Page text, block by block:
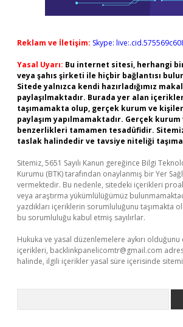
Reklam ve İletişim: Skype:
Yasal Uyarı: Bu internet sitesi, herhangi
veya şahıs şirketi ile hiçbir bağlantısı
Sitede yalnızca kendi hazırladığımız
paylaşılmaktadır. Burada yer alan
taşımamakta olup, gerçek kurum ve
paylaşım yapılmamaktadır. Gerçek
benzerlikleri tamamen tesadüfidir.
taslak halindedir ve tavsiye niteliği
Sitemiz, 5651 Sayılı Kanun gereğince Bilgi
Kurumu (BTK) tarafından onaylanmış bir Yer
vermektedir. Bu nedenle, sitedeki içerikleri
veya araştırma yükümlülüğümüz
yazdıkları içeriklerin sorumluluğunu taşımakta
bu sorumluluğu kabul etmiş sayılırlar.
Hukuka ve yasal düzenlemelere aykırı
içerikleri, backlinkpanelicomtr@gmail.com
halinde, ilgili içerikler yasal süre içerisinde